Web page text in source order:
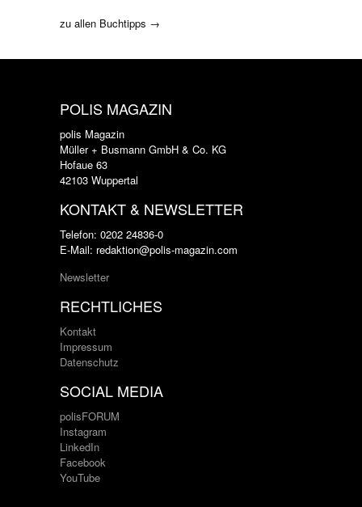
zu allen Buchtipps →
POLIS MAGAZIN
polis Magazin
Müller + Busmann GmbH & Co. KG
Hofaue 63
42103 Wuppertal
KONTAKT & NEWSLETTER
Telefon: 0202 24836-0
E-Mail: redaktion@polis-magazin.com
Newsletter
RECHTLICHES
Kontakt
Impressum
Datenschutz
SOCIAL MEDIA
polisFORUM
Instagram
LinkedIn
Facebook
YouTube